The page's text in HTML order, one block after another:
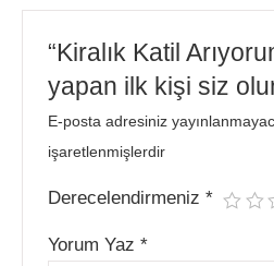
“Kiralık Katil
yapan ilk kişi siz
E-posta adresiniz
işaretlenmişlerdir
Derecelendirmeniz*
Yorum Yaz*